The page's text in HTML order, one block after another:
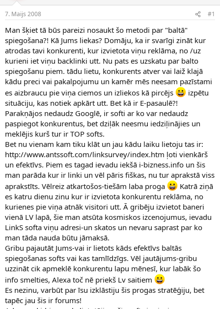
n
u
z
s
ā
c
ē
s
a
t
u
m
s
7. Maijs 2008 #1
Man šķiet tā būs pareizi nosaukt šo metodi par "baltā"
spiegošana?! Kā Jums liekas? Domāju, ka ir svarīgi zināt kur
atrodas tavi konkurenti, kur izvietota viņu reklāma, no /uz
kurieni iet viņu backlinki utt. Nu pats es uzskatu par balto
spiegošanu piem. tādu lietu, konkurents atver vai laiž klajā
kādu preci vai pakalpojumu un kamēr mēs neesam pazīstami
es aizbraucu pie viņa ciemos un izliekos kā pircējs
izpētu
situāciju, kas notiek apkārt utt. Bet kā ir E-pasaulē?!
Parakņājos nedaudz Googlē, ir softi ar ko var nedaudz
paspiegot konkurentus, bet dziļāk neesmu iedziļinājies un
meklējis kurš tur ir TOP softs.
Bet nu vienam kam tiku klāt un jau kādu laiku lietoju tas ir:
http://www.antssoft.com/linksurvey/index.htm ļoti vienkārš
un efektīvs. Piem es tagad ievadu iekšā i-bizness.info un šis
man parāda kur ir linki un vēl pāris fiškas, nu tur aprakstā viss
aprakstīts. Vēlreiz atkartošos-tiešām laba proga
Katrā ziņā
es katru dienu zinu kur ir izvietota konkurentu reklāma, no
kurienes pie viņa atnāk visitori utt. Ā gribēju izvietot baneri
vienā LV lapā, šie man atsūta kosmiskos izcenojumus, ievadu
LinkS softa viņu adresi-un skatos un nevaru saprast par ko
man tāda nauda būtu jāmaksā.
Gribu pajautāt Jums-vai ir lietots kāds efektīvs baltās
spiegošanas softs vai kas tamlīdzīgs. Vēl jautājums-gribu
uzzināt cik apmeklē konkurentu lapu mēnesī, kur labāk šo
info smelties, Alexa toč nē priekš Lv saitiem
Es nezinu, varbūt par īsu izklāstiju šis progas stratēģiju, bet
tapēc jau šis ir forums!